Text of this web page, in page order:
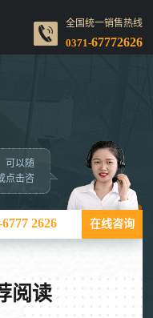
全国统一销售热线
0371-67772626
2626 在线咨询
可以随
点击咨
阅读